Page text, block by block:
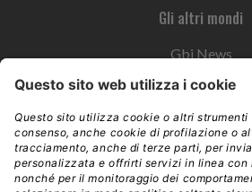
Gli altri mondi
Gbi News
Instoremag
Esplora il gruppo
Edra Edizioni